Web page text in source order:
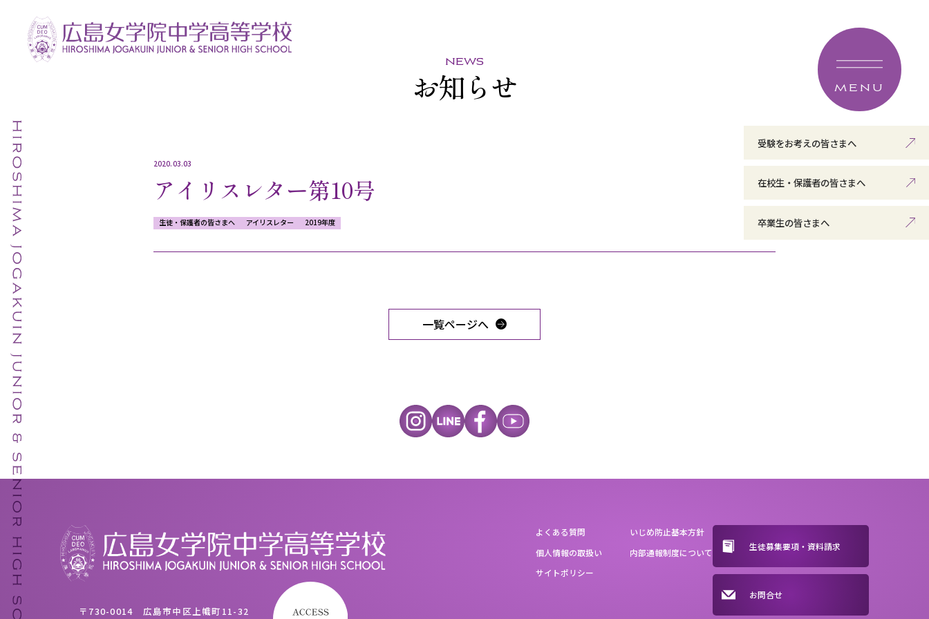
MENU
受験をお考えの皆さまへ
在校生・保護者の皆さまへ
卒業生の皆さまへ
news
お知らせ
2020.03.03
アイリスレター第10号
生徒・保護者の皆さまへ アイリスレター 2019年度
一覧ページへ
〒730-0014 広島市中区上幟町11-32
よくある質問
個人情報の取扱い
サイトポリシー
いじめ防止基本方針
内部通報制度について
生徒募集要項・資料請求
お問合せ